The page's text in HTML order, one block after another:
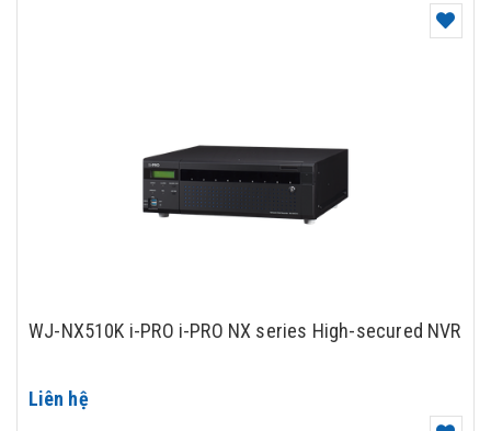
WJ-NX510K i-PRO i-PRO NX series High-secured NVR
Liên hệ